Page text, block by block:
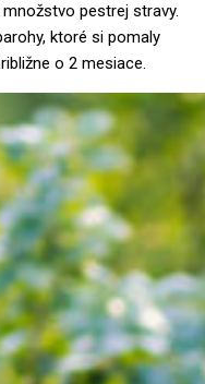
pestrej stravy.
ktoré si pomaly
o 2 mesiace.